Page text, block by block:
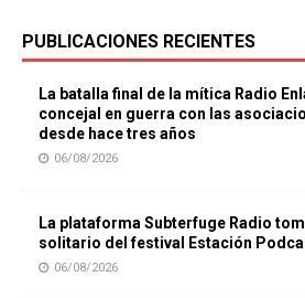
PUBLICACIONES RECIENTES
La batalla final de la mítica Radio
concejal en guerra con las
desde hace tres años
06/08/2026
La plataforma Subterfuge Radio
solitario del festival Estación
06/08/2026